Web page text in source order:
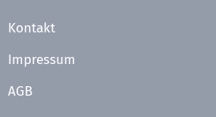
Kontakt
Impressum
AGB